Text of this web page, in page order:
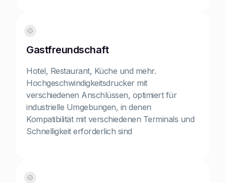
Gastfreundschaft
Hotel, Restaurant, Küche und mehr.
Hochgeschwindigkeitsdrucker mit
verschiedenen Anschlüssen, optimiert für
industrielle Umgebungen, in denen
Kompatibilität mit verschiedenen Terminals und
Schnelligkeit erforderlich sind